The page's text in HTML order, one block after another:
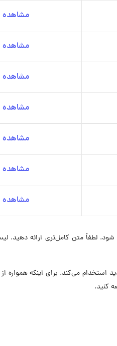
مشاهده
مشاهده
مشاهده
مشاهده
مشاهده
مشاهده
مشاهده
لطفاً متن کامل‌تری ارائه دهید.
شغلی نیروی جدید استخدام می‌کند. برای
کنید.